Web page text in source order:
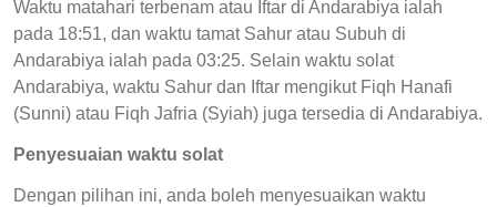
Waktu matahari terbenam atau Iftar di Andarabiya ialah
pada 18:51, dan waktu tamat Sahur atau Subuh di
Andarabiya ialah pada 03:25. Selain waktu solat
Andarabiya, waktu Sahur dan Iftar mengikut Fiqh Hanafi
(Sunni) atau Fiqh Jafria (Syiah) juga tersedia di Andarabiya.
Penyesuaian waktu solat
Dengan pilihan ini, anda boleh menyesuaikan waktu